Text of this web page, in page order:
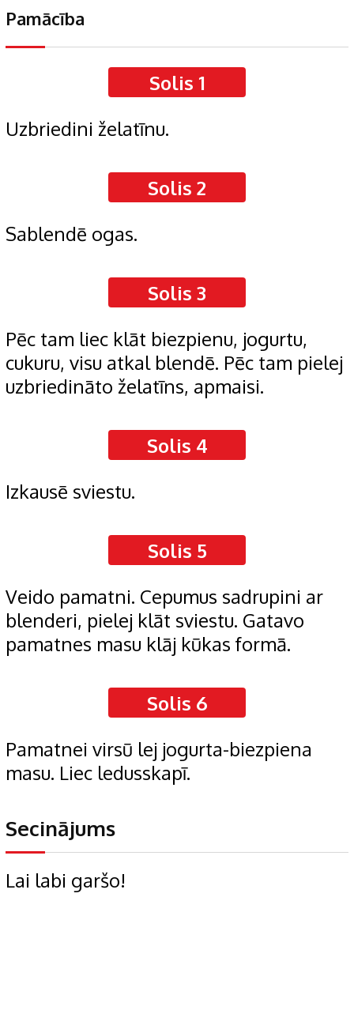
Pamācība
Solis 1
Uzbriedini želatīnu.
Solis 2
Sablendē ogas.
Solis 3
Pēc tam liec klāt biezpienu, jogurtu,
cukuru, visu atkal blendē. Pēc tam pielej
uzbriedināto želatīns, apmaisi.
Solis 4
Izkausē sviestu.
Solis 5
Veido pamatni. Cepumus sadrupini ar
blenderi, pielej klāt sviestu. Gatavo
pamatnes masu klāj kūkas formā.
Solis 6
Pamatnei virsū lej jogurta-biezpiena
masu. Liec ledusskapī.
Secinājums
Lai labi garšo!